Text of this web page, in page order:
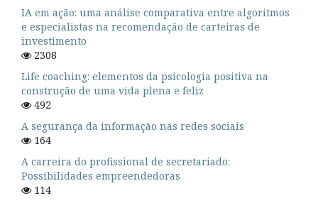
IA em ação: uma análise comparativa entre algoritmos
e especialistas na recomendação de carteiras de
investimento
2308
Life coaching: elementos da psicologia positiva na
construção de uma vida plena e feliz
492
A segurança da informação nas redes sociais
164
A carreira do profissional de secretariado:
Possibilidades empreendedoras
114